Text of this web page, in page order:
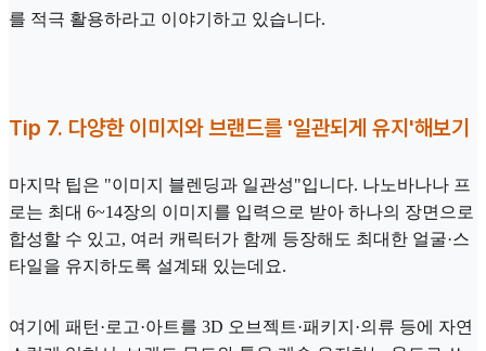
를 적극 활용하라고 이야기하고 있습니다.
Tip 7. 다양한 이미지와 브랜드를 '일관되게 유지'해보기
마지막 팁은 "이미지 블렌딩과 일관성"입니다. 나노바나나 프
로는 최대 6~14장의 이미지를 입력으로 받아 하나의 장면으로
합성할 수 있고, 여러 캐릭터가 함께 등장해도 최대한 얼굴·스
타일을 유지하도록 설계돼 있는데요.
여기에 패턴·로고·아트를 3D 오브젝트·패키지·의류 등에 자연